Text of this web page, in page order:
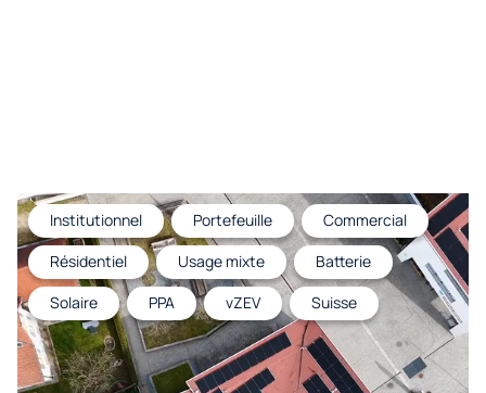
Institutionnel Portefeuille
Commercial
Résidentiel
Usage mixte
Batterie
Solaire
PPA vZEV Suisse